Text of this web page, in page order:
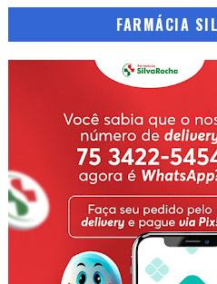
FARMÁCIA